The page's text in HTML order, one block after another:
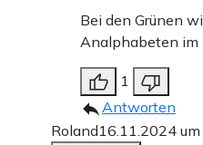
Bei den Grünen
Analphabeten im
1
Antworten
Roland16.11.2024